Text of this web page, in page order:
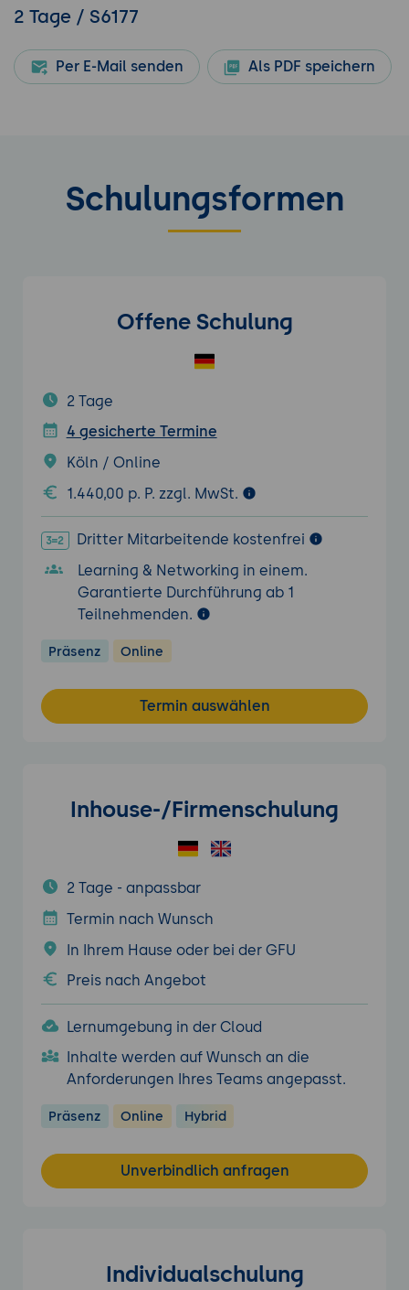
2 Tage / S6177
Per E-Mail senden Als PDF speichern
Schulungsformen
Offene Schulung
2 Tage
4 gesicherte Termine
Köln / Online
1.440,00 p. P. zzgl. MwSt.
Dritter Mitarbeitende kostenfrei
Learning & Networking in einem.
Garantierte Durchführung ab 1
Teilnehmenden.
Präsenz Online
Termin auswählen
Inhouse-/Firmenschulung
2 Tage - anpassbar
Termin nach Wunsch
In Ihrem Hause oder bei der GFU
Preis nach Angebot
Lernumgebung in der Cloud
Inhalte werden auf Wunsch an die
Anforderungen Ihres Teams angepasst.
Präsenz Online Hybrid
Unverbindlich anfragen
Individualschulung